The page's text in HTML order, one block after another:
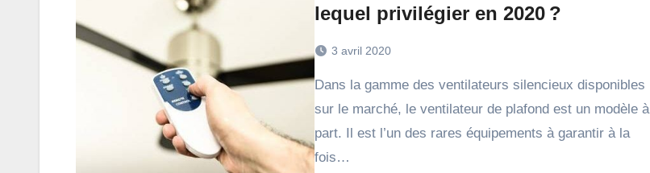
lequel privilégier en 2020 ?
3 avril 2020
Dans la gamme des ventilateurs silencieux disponibles
sur le marché, le ventilateur de plafond est un modèle à
part. Il est l’un des rares équipements à garantir à la
fois…